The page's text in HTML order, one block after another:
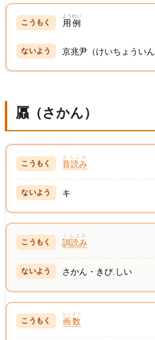
用例
ようれい
京兆尹（けいちょうい
屭（さかん）
音読み
おんよみ
キ
訓読み
くんよみ
さかん・きび.しい
画数
かくすう